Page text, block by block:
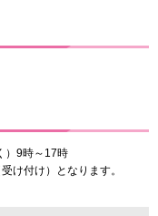
）9時～17時
け付け）となります。